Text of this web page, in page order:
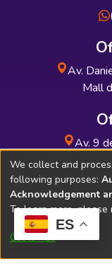
ES
Av.
Mall
Av. 9
We collect and
following purposes:
Acknowledgement
To learn more, please
Customize